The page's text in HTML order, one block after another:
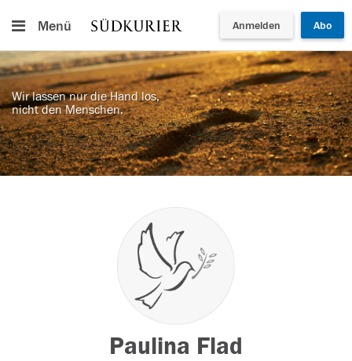
Menü Anmelden Abo
Wir lassen nur die Hand los,
nicht den Menschen.
Paulina Flad